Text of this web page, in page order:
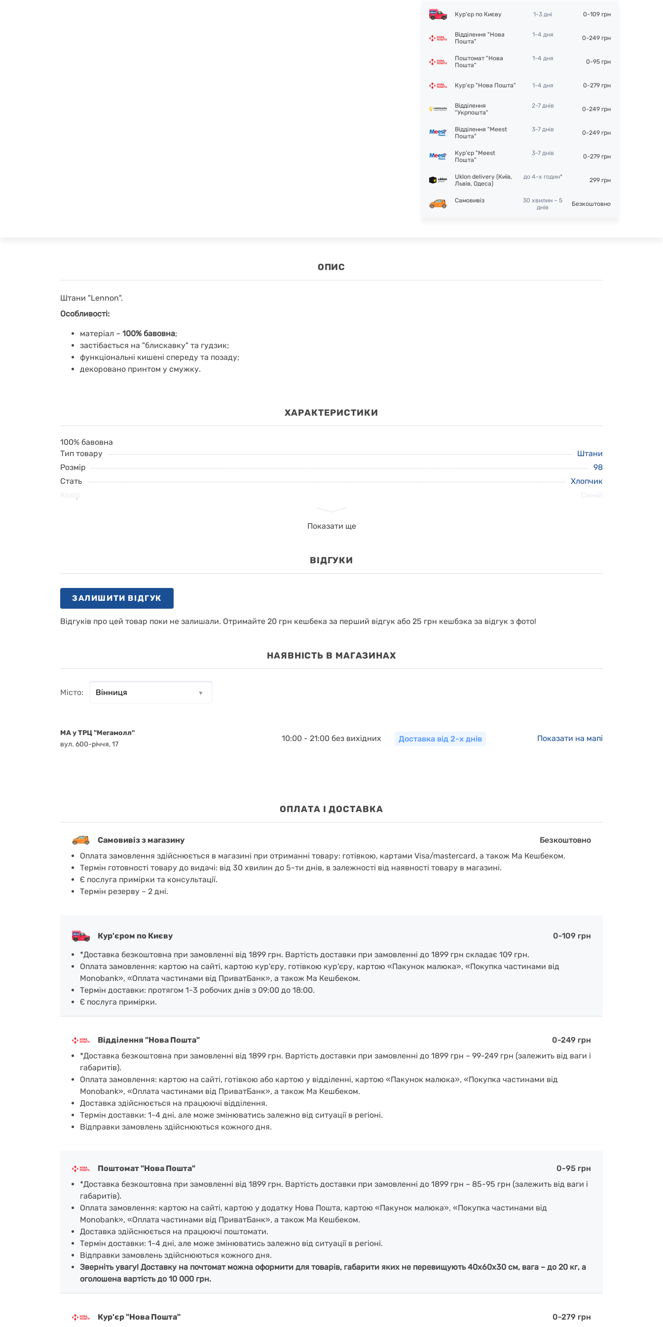
Кур'єр по Києву 1-3 дні 0-109 грн
Відділення "Нова
Пошта"
1-4 дня 0-249 грн
Поштомат "Нова
Пошта"
1-4 дня 0-95 грн
Кур'єр "Нова Пошта" 1-4 дня 0-279 грн
Відділення
"Укрпошта"
2-7 днів 0-249 грн
Відділення "Meest
Пошта"
3-7 днів 0-249 грн
Кур'єр "Meest
Пошта"
3-7 днів 0-279 грн
Uklon delivery (Київ,
Львів, Одеса)
до 4-х годин* 299 грн
Самовивіз
30 хвилин – 5
днів
Безкоштовно
ОПИС
Штани "Lennon".
Особливості:
матеріал – 100% бавовна;
застібається на "блискавку" та гудзик;
функціональні кишені спереду та позаду;
декоровано принтом у смужку.
ХАРАКТЕРИСТИКИ
100% бавовна
Показати ще
Тип товару
Штани
Розмір
98
Стать
Хлопчик
ВІДГУКИ
ЗАЛИШИТИ ВІДГУК
Відгуків про цей товар поки не залишали. Отримайте 20 грн кешбека за перший відгук або 25 грн кешбэка за відгук з фото!
НАЯВНІСТЬ В МАГАЗИНАХ
Місто:
MA у ТРЦ "Мегамолл"
вул. 600-річчя, 17
10:00 - 21:00 без вихідних Доставка від 2-х днів Показати на мапі
OПЛАТА І ДОСТАВКА
Самовивіз з магазину
Безкоштовно
Оплата замовлення здійснюється в магазині при отриманні товару: готівкою, картами Visa/mastercard, а також Ма Кешбеком.
Термін готовності товару до видачі: від 30 хвилин до 5-ти днів, в залежності від наявності товару в магазині.
Є послуга примірки та консультації.
Термін резерву – 2 дні.
Кур'єром по Києву
0-109 грн
*Доставка безкоштовна при замовленні від 1899 грн. Вартість доставки при замовленні до 1899 грн складає 109 грн.
Оплата замовлення: картою на сайті, картою кур'єру, готівкою кур'єру, картою «Пакунок малюка», «Покупка частинами від
Monobank», «Оплата частинами від ПриватБанк», а також Ма Кешбеком.
Термін доставки: протягом 1-3 робочих днів з 09:00 до 18:00.
Є послуга примірки.
Відділення "Нова Пошта"
0-249 грн
*Доставка безкоштовна при замовленні від 1899 грн. Вартість доставки при замовленні до 1899 грн – 99-249 грн (залежить від ваги і
габаритів).
Оплата замовлення: картою на сайті, готівкою або картою у відділенні, картою «Пакунок малюка», «Покупка частинами від
Monobank», «Оплата частинами від ПриватБанк», а також Ма Кешбеком.
Доставка здійснюється на працюючі відділення.
Термін доставки: 1-4 дні, але може змінюватись залежно від ситуації в регіоні.
Відправки замовлень здійснюються кожного дня.
Поштомат "Нова Пошта"
0-95 грн
*Доставка безкоштовна при замовленні від 1899 грн. Вартість доставки при замовленні до 1899 грн – 85-95 грн (залежить від ваги і
габаритів).
Оплата замовлення: картою на сайті, картою у додатку Нова Пошта, картою «Пакунок малюка», «Покупка частинами від
Monobank», «Оплата частинами від ПриватБанк», а також Ма Кешбеком.
Доставка здійснюється на працюючі поштомати.
Термін доставки: 1-4 дні, але може змінюватись залежно від ситуації в регіоні.
Відправки замовлень здійснюються кожного дня.
Зверніть увагу! Доставку на почтомат можна оформити для товарів, габарити яких не перевищують 40х60х30 см, вага – до 20 кг, а
оголошена вартість до 10 000 грн.
Кур'єр "Нова Пошта" 0-279 грн